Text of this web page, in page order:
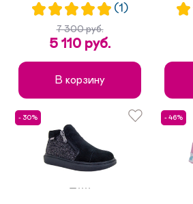
(1)
7 300 руб.
5 110 руб.
В корзину
- 30% - 46%